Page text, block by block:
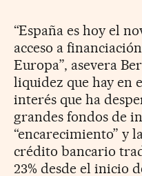
“España es hoy el
acceso a
Europa”, asevera
liquidez que hay en
interés que ha
grandes fondos de
“encarecimiento” y
crédito bancario
23% desde el inicio